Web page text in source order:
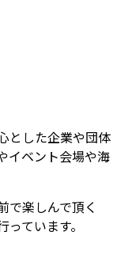
とした企業や団体
イベント会場や海
で楽しんで頂く
ています。